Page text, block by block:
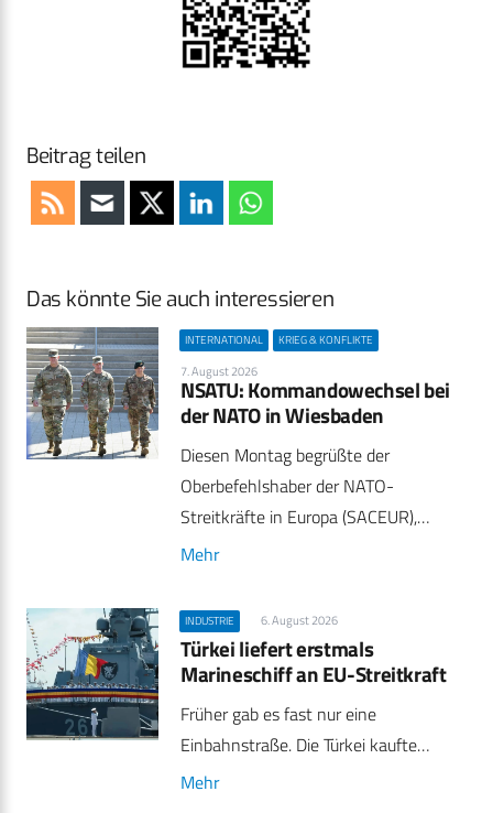
Beitrag teilen
Das könnte Sie auch interessieren
INTERNATIONAL KRIEG & KONFLIKTE
7. August 2026
NSATU: Kommandowechsel bei
der NATO in Wiesbaden
Diesen Montag begrüßte der
Oberbefehlshaber der NATO-
Streitkräfte in Europa (SACEUR),…
Mehr
INDUSTRIE 6. August 2026
Türkei liefert erstmals
Marineschiff an EU-Streitkraft
Früher gab es fast nur eine
Einbahnstraße. Die Türkei kaufte…
Mehr